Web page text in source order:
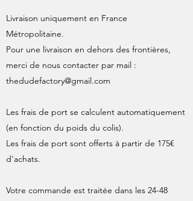
Livraison uniquement en France
Métropolitaine.
Pour une livraison en dehors des frontières,
merci de nous contacter par mail :
thedudefactory@gmail.com
Les frais de port se calculent automatiquement
(en fonction du poids du colis).
Les frais de port sont offerts à partir de 175€
d'achats.
Votre commande est traitée dans les 24-48